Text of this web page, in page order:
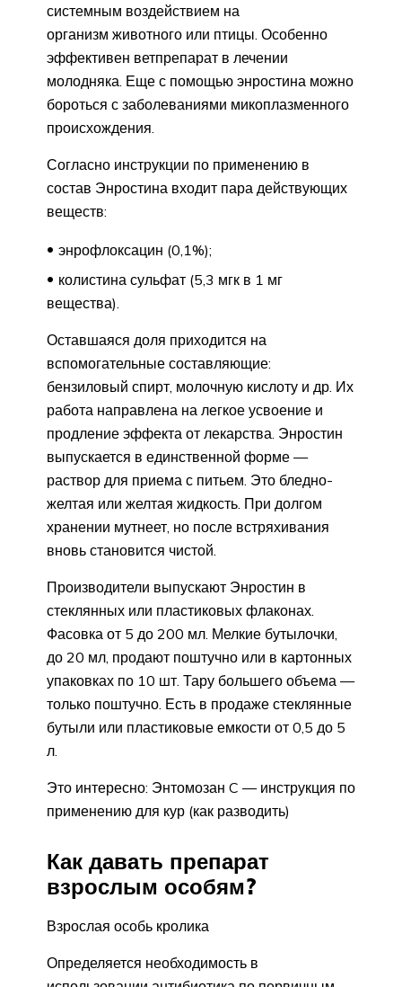
системным воздействием на
организм животного или птицы. Особенно
эффективен ветпрепарат в лечении
молодняка. Еще с помощью энростина можно
бороться с заболеваниями микоплазменного
происхождения.
Согласно инструкции по применению в
состав Энростина входит пара действующих
веществ:
энрофлоксацин (0,1%);
колистина сульфат (5,3 мгк в 1 мг
вещества).
Оставшаяся доля приходится на
вспомогательные составляющие:
бензиловый спирт, молочную кислоту и др. Их
работа направлена на легкое усвоение и
продление эффекта от лекарства. Энростин
выпускается в единственной форме —
раствор для приема с питьем. Это бледно-
желтая или желтая жидкость. При долгом
хранении мутнеет, но после встряхивания
вновь становится чистой.
Производители выпускают Энростин в
стеклянных или пластиковых флаконах.
Фасовка от 5 до 200 мл. Мелкие бутылочки,
до 20 мл, продают поштучно или в картонных
упаковках по 10 шт. Тару большего объема —
только поштучно. Есть в продаже стеклянные
бутыли или пластиковые емкости от 0,5 до 5
л.
Это интересно: Энтомозан C — инструкция по
применению для кур (как разводить)
Как давать препарат
взрослым особям?
Взрослая особь кролика
Определяется необходимость в